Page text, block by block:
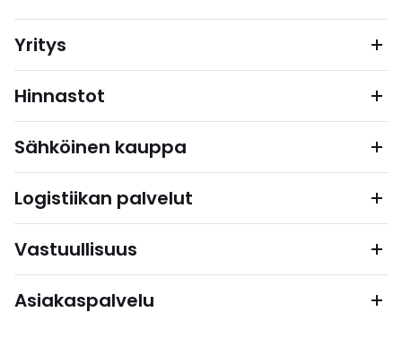
Yritys
Hinnastot
Sähköinen kauppa
Logistiikan palvelut
Vastuullisuus
Asiakaspalvelu